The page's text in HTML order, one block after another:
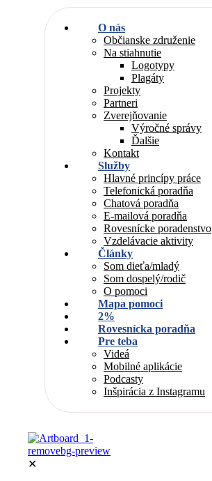
O nás
Občianske združenie
Na stiahnutie
Logotypy
Plagáty
Projekty
Partneri
Zverejňovanie
Výročné správy
Ďalšie
Kontakt
Služby
Hlavné princípy práce
Telefonická poradňa
Chatová poradňa
E-mailová poradňa
Rovesnícke poradenstvo
Vzdelávacie aktivity
Články
Som dieťa/mladý
Som dospelý/rodič
O pomoci
Mapa pomoci
2%
Rovesnícka poradňa
Pre teba
Videá
Mobilné aplikácie
Podcasty
Inšpirácia z Instagramu
✕